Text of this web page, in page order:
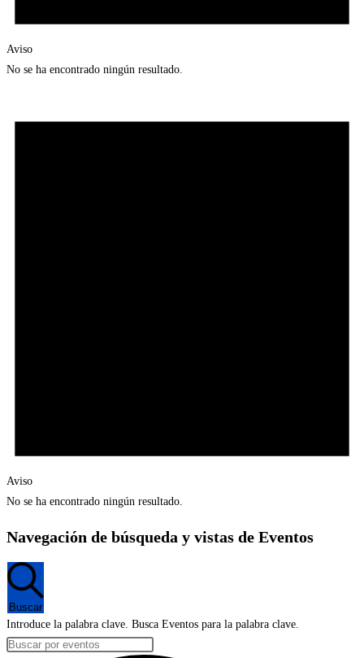
Aviso
No se ha encontrado ningún resultado.
Aviso
No se ha encontrado ningún resultado.
Navegación de búsqueda y vistas de Eventos
Buscar
Introduce la palabra clave. Busca Eventos para la palabra clave.